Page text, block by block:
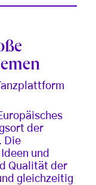
der
Die
und
Qualität der
gleichzeitig